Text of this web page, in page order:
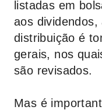
listadas em
aos
distribuição é
gerais, nos
são revisados.
Mas é